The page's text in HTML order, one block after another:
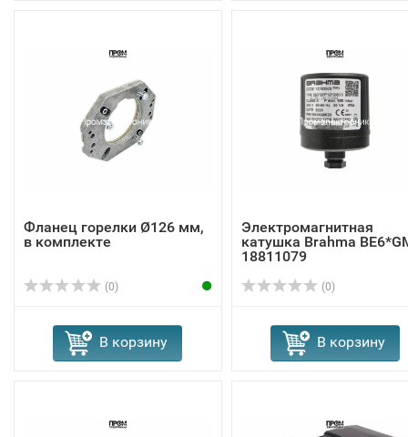
Фланец горелки Ø126 мм,
в комплекте
(0)
В корзину
Электромагнитная
катушка Brahma
18811079
(0)
В корзину